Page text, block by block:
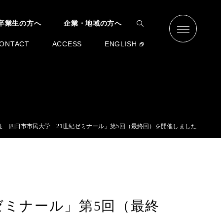
業生の方へ 企業・地域の方へ
ACCESS ENGLISH
四日市市民大学 21世紀ゼミナール」第5回（最終回）を開催しました
ナール」第5回（最終